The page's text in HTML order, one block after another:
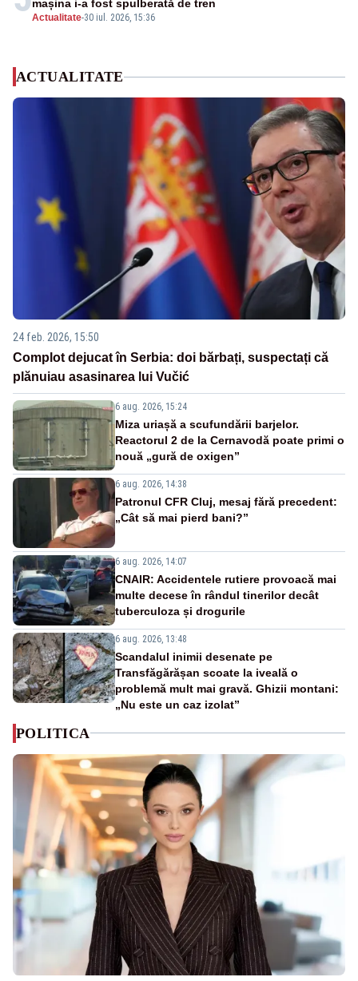
Actualitate-30 iul. 2026, 15:36
mașina i-a fost spulberată de tren
ACTUALITATE
24 feb. 2026, 15:50
Complot dejucat în Serbia: doi bărbați, suspectați că
plănuiau asasinarea lui Vučić
6 aug. 2026, 15:24
Miza uriașă a scufundării barjelor.
Reactorul 2 de la Cernavodă poate primi o
nouă „gură de oxigen”
6 aug. 2026, 14:38
Patronul CFR Cluj, mesaj fără precedent:
„Cât să mai pierd bani?”
6 aug. 2026, 14:07
CNAIR: Accidentele rutiere provoacă mai
multe decese în rândul tinerilor decât
tuberculoza și drogurile
6 aug. 2026, 13:48
Scandalul inimii desenate pe
Transfăgărășan scoate la iveală o
problemă mult mai gravă. Ghizii montani:
„Nu este un caz izolat”
POLITICA